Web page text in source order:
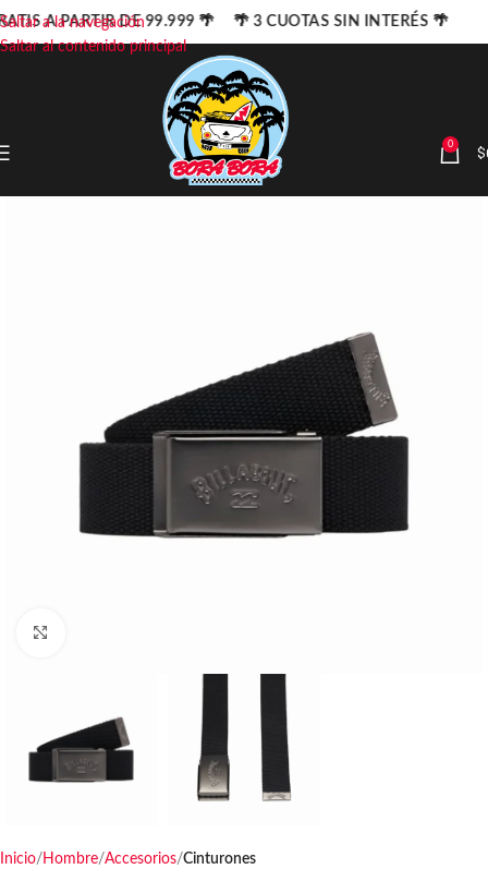
Saltar a la navegación
Saltar al contenido principal
0 $
Inicio Hombre Accesorios Cinturones
A PARTIR DE 99.999 🌴 🌴 3 CUOTAS SIN INTERÉS 🌴